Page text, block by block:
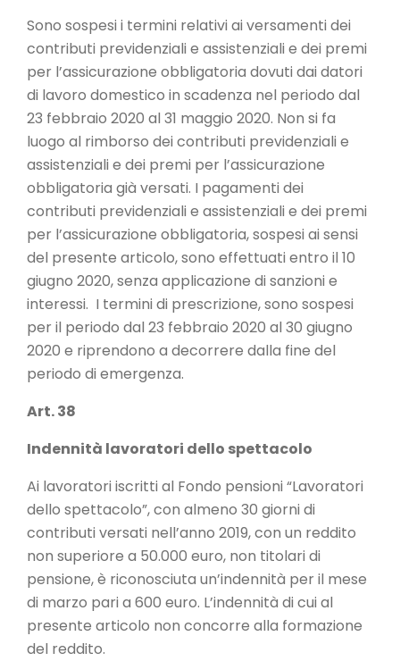
Sono sospesi i termini relativi ai versamenti dei
contributi previdenziali e assistenziali e dei premi
per l’assicurazione obbligatoria dovuti dai datori
di lavoro domestico in scadenza nel periodo dal
23 febbraio 2020 al 31 maggio 2020. Non si fa
luogo al rimborso dei contributi previdenziali e
assistenziali e dei premi per l’assicurazione
obbligatoria già versati. I pagamenti dei
contributi previdenziali e assistenziali e dei premi
per l’assicurazione obbligatoria, sospesi ai sensi
del presente articolo, sono effettuati entro il 10
giugno 2020, senza applicazione di sanzioni e
interessi. I termini di prescrizione, sono sospesi
per il periodo dal 23 febbraio 2020 al 30 giugno
2020 e riprendono a decorrere dalla fine del
periodo di emergenza.
Art. 38
Indennità lavoratori dello spettacolo
Ai lavoratori iscritti al Fondo pensioni “Lavoratori
dello spettacolo”, con almeno 30 giorni di
contributi versati nell’anno 2019, con un reddito
non superiore a 50.000 euro, non titolari di
pensione, è riconosciuta un’indennità per il mese
di marzo pari a 600 euro. L’indennità di cui al
presente articolo non concorre alla formazione
del reddito.